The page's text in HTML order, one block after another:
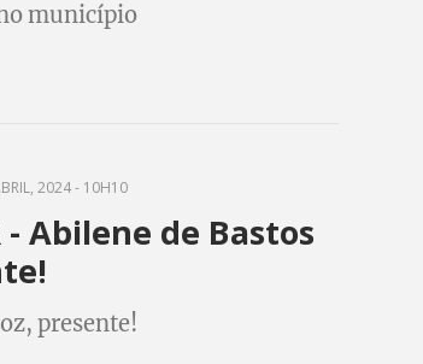
município
2024 - 10H10
- Abilene de Bastos
presente!